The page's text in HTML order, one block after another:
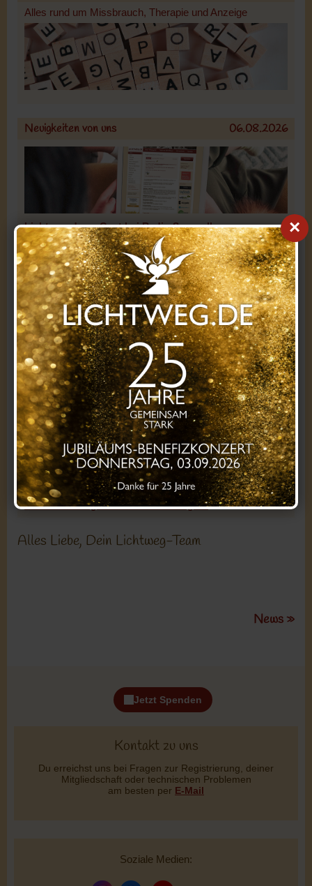
×
Alles rund um Missbrauch, Therapie und Anzeige
Neuigkeiten von uns 06.08.2026
Lichtweg.de zu Gast bei Radio Saarwelle
Am Freitag, den 7. August 2026, ab 20 Uhr sind unsere
Botschafterin Maria Mastrantonio und unsere Gründerin
Sandra bei Radio Saarwelle zu Gast.
Sie sprechen über die Arbeit von Lichtweg.de und natürlich
auch über unser Jubiläums-Benefizkonzert am Donnerstag,
den 3. September 2026.
Wir würden uns sehr freuen, wenn viele von euch
einschalten und die Sendung mitverfolgen.
Hier geht es zum Livestream von Radio Saarwelle
Für unser Jubiläums-Benefizkonzert können weiterhin
Tickets reserviert werden. Bitte reserviert eure Plätze
möglichst frühzeitig, damit wir den Abend gut planen
können.
Hier geht es zur Ticketreservierung für unser
Jubiläums-Benefizkonzert
» Zu den Neuigkeiten von Lichtweg.de
Alles Liebe, Dein Lichtweg-Team
News »
Kontakt zu uns
Du erreichst uns bei Fragen zur Registrierung, deiner
Mitgliedschaft oder technischen Problemen
am besten per E-Mail
Soziale Medien: